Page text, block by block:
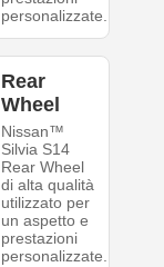
personalizzate.
Rear
Wheel
Nissan™
Silvia S14
Rear Wheel
di alta qualità
utilizzato per
un aspetto e
prestazioni
personalizzate.